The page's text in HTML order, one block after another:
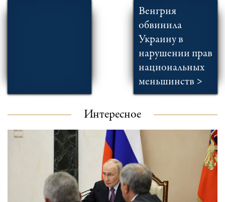
Венгрия
обвинила
Украину в
нарушении прав
национальных
меньшинств >
Интересное